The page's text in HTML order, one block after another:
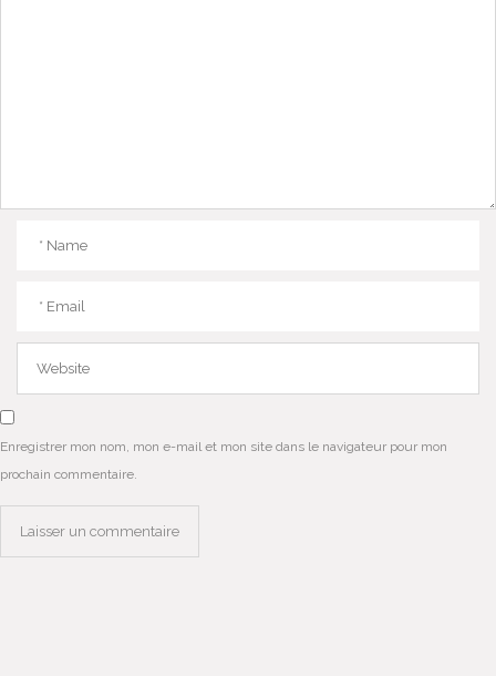
Enregistrer mon nom, mon e-mail et mon site dans le navigateur pour mon
prochain commentaire.